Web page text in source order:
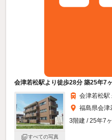
会津若松駅より徒歩28分 築25年7
すべての写真
会津若松駅
福島県会津
3階建 / 25年7